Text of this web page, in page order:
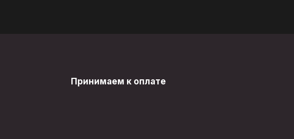
Принимаем к оплате